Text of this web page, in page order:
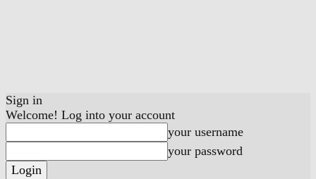
Sign in
Welcome! Log into your account
your username
your password